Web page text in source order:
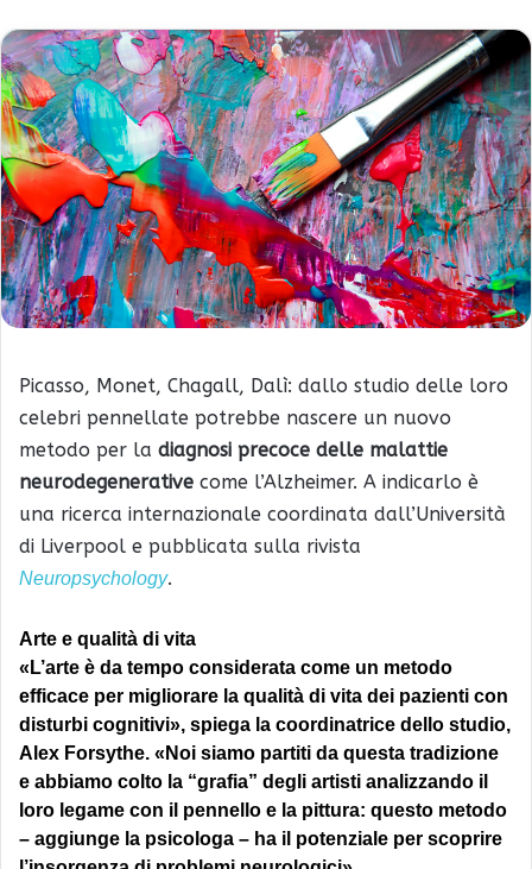
Picasso, Monet, Chagall, Dalì: dallo studio delle loro
celebri pennellate potrebbe nascere un nuovo
metodo per la diagnosi precoce delle malattie
neurodegenerative come l’Alzheimer. A indicarlo è
una ricerca internazionale coordinata dall’Università
di Liverpool e pubblicata sulla rivista
Neuropsychology.
Arte e qualità di vita
«L’arte è da tempo considerata come un metodo
efficace per migliorare la qualità di vita dei pazienti con
disturbi cognitivi», spiega la coordinatrice dello studio,
Alex Forsythe. «Noi siamo partiti da questa tradizione
e abbiamo colto la “grafia” degli artisti analizzando il
loro legame con il pennello e la pittura: questo metodo
– aggiunge la psicologa – ha il potenziale per scoprire